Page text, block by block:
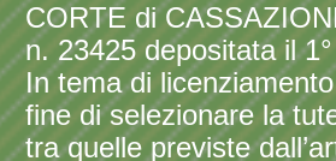
CORTE di
n. 23425 depositata il
In tema di
fine di selezionare la
tra quelle previste